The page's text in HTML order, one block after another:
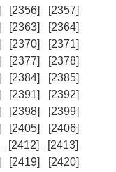
[2356]
[2357]
[2363]
[2364]
[2370]
[2371]
[2377]
[2378]
[2384]
[2385]
[2391]
[2392]
[2398]
[2399]
[2405]
[2406]
[2412]
[2413]
[2419]
[2420]